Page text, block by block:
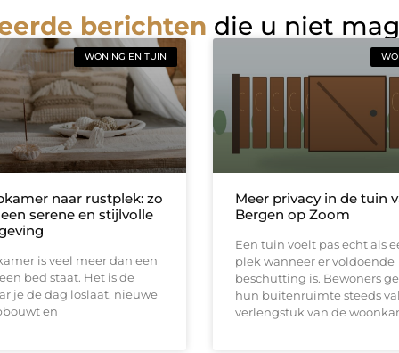
berichten die u niet
WONING EN TUIN
naar rustplek: zo
serene en stijlvolle
is veel meer dan een
bed staat. Het is de
je de dag loslaat, nieuwe
en
Meer privacy in de tuin
Bergen op Zoom
Een tuin voelt pas echt als
plek wanneer er voldoende
beschutting is. Bewoners
hun buitenruimte steeds
verlengstuk van de